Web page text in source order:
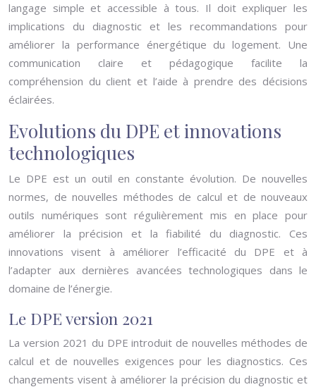
langage simple et accessible à tous. Il doit expliquer les
implications du diagnostic et les recommandations pour
améliorer la performance énergétique du logement. Une
communication claire et pédagogique facilite la
compréhension du client et l’aide à prendre des décisions
éclairées.
Evolutions du DPE et innovations
technologiques
Le DPE est un outil en constante évolution. De nouvelles
normes, de nouvelles méthodes de calcul et de nouveaux
outils numériques sont régulièrement mis en place pour
améliorer la précision et la fiabilité du diagnostic. Ces
innovations visent à améliorer l’efficacité du DPE et à
l’adapter aux dernières avancées technologiques dans le
domaine de l’énergie.
Le DPE version 2021
La version 2021 du DPE introduit de nouvelles méthodes de
calcul et de nouvelles exigences pour les diagnostics. Ces
changements visent à améliorer la précision du diagnostic et